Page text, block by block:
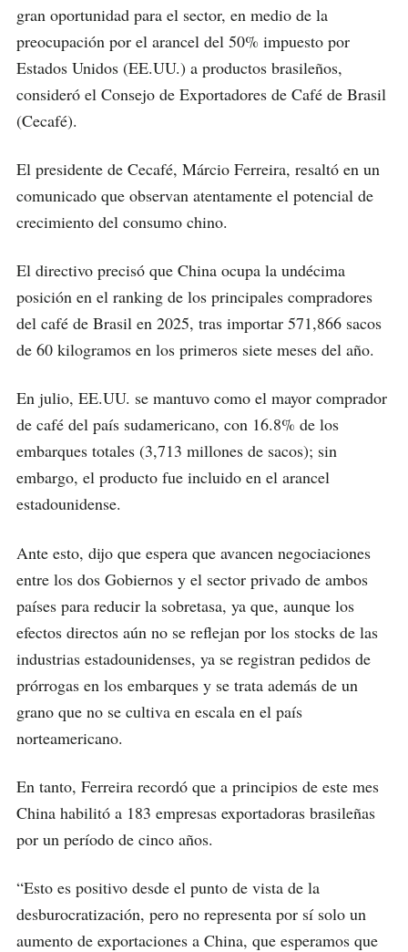
gran oportunidad para el sector, en medio de la
preocupación por el arancel del 50% impuesto por
Estados Unidos (EE.UU.) a productos brasileños,
consideró el Consejo de Exportadores de Café de Brasil
(Cecafé).
El presidente de Cecafé, Márcio Ferreira, resaltó en un
comunicado que observan atentamente el potencial de
crecimiento del consumo chino.
El directivo precisó que China ocupa la undécima
posición en el ranking de los principales compradores
del café de Brasil en 2025, tras importar 571,866 sacos
de 60 kilogramos en los primeros siete meses del año.
En julio, EE.UU. se mantuvo como el mayor comprador
de café del país sudamericano, con 16.8% de los
embarques totales (3,713 millones de sacos); sin
embargo, el producto fue incluido en el arancel
estadounidense.
Ante esto, dijo que espera que avancen negociaciones
entre los dos Gobiernos y el sector privado de ambos
países para reducir la sobretasa, ya que, aunque los
efectos directos aún no se reflejan por los stocks de las
industrias estadounidenses, ya se registran pedidos de
prórrogas en los embarques y se trata además de un
grano que no se cultiva en escala en el país
norteamericano.
En tanto, Ferreira recordó que a principios de este mes
China habilitó a 183 empresas exportadoras brasileñas
por un período de cinco años.
“Esto es positivo desde el punto de vista de la
desburocratización, pero no representa por sí solo un
aumento de exportaciones a China, que esperamos que